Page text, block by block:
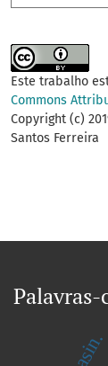
Este trabalho
Commons
Copyright (c)
Santos Ferreira
Palavras-